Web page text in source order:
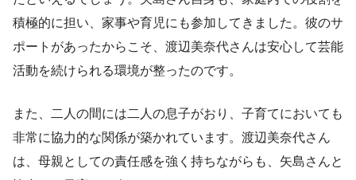
積極的に担い、家事や育児にも参加してきました。彼のサ
ポートがあったからこそ、渡辺美奈代さんは安心して芸能
活動を続けられる環境が整ったのです。
また、二人の間には二人の息子がおり、子育てにおいても
非常に協力的な関係が築かれています。渡辺美奈代さん
は、母親としての責任感を強く持ちながらも、矢島さんと